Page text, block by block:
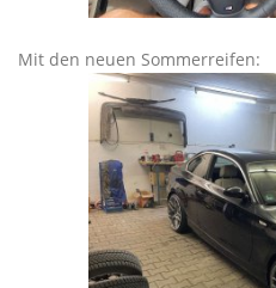
Mit den neuen Sommerreifen: